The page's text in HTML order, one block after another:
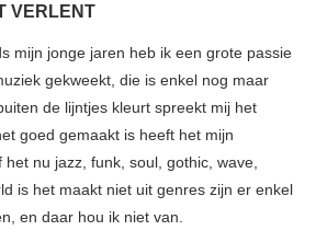
VERLENT
mijn jonge jaren heb ik een grote passie
gekweekt, die is enkel nog maar
de lijntjes kleurt spreekt mij het
goed gemaakt is heeft het mijn
nu jazz, funk, soul, gothic, wave,
is het maakt niet uit genres zijn er enkel
en daar hou ik niet van.